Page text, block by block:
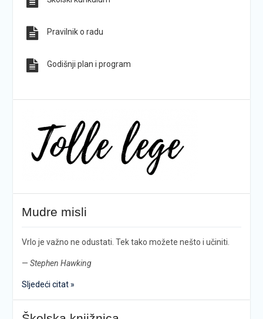
Pravilnik o radu
Godišnji plan i program
Mudre misli
Vrlo je važno ne odustati. Tek tako možete nešto i učiniti.
— Stephen Hawking
Sljedeći citat »